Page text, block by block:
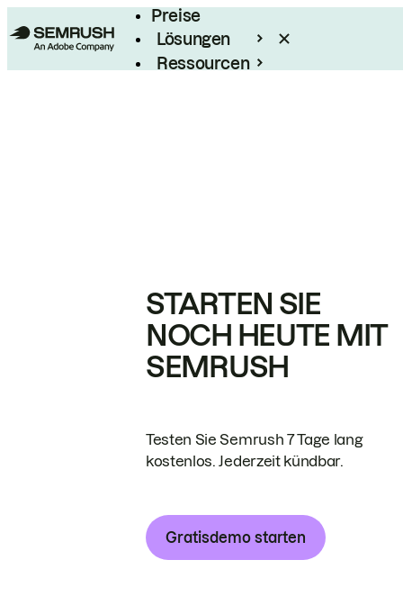
Preise
Lösungen
Ressourcen
STARTEN SIE
NOCH HEUTE MIT
SEMRUSH
Testen Sie Semrush 7 Tage lang
kostenlos. Jederzeit kündbar.
Gratisdemo starten